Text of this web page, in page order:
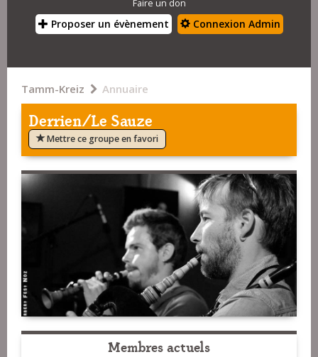
Faire un don
Proposer un évènement Connexion Admin
Tamm-Kreiz Annuaire
Derrien/Le Sauze
Mettre ce groupe en favori
Membres actuels